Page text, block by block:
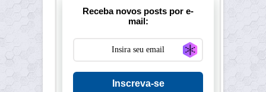
Receba novos posts por e-
mail:
Generate new
Inscreva-se